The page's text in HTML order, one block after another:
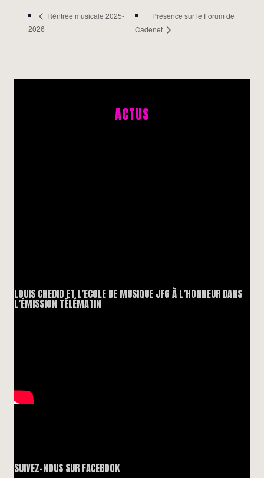
Réntrée musicale 2025-
2026
Présence sur le Forum de
Cadenet
ACTUS
LOUIS CHEDID ET L’ECOLE DE MUSIQUE JFG À L’HONNEUR DANS
L’ÉMISSION TÉLÉMATIN
SUIVEZ-NOUS SUR FACEBOOK